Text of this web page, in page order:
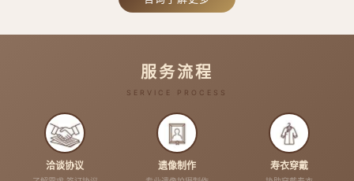
服务流程
SERVICE PROCESS
洽谈协议 遗像制作 寿衣穿戴